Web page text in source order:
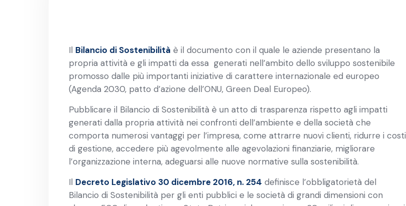
Il Bilancio di Sostenibilità è il documento con il quale le aziende presentano la
propria attività e gli impatti da essa generati nell’ambito dello sviluppo sostenibile
promosso dalle più importanti iniziative di carattere internazionale ed europeo
(Agenda 2030, patto d’azione dell’ONU, Green Deal Europeo).
Pubblicare il Bilancio di Sostenibilità è un atto di trasparenza rispetto agli impatti
generati dalla propria attività nei confronti dell’ambiente e della società che
comporta numerosi vantaggi per l’impresa, come attrarre nuovi clienti, ridurre i costi
di gestione, accedere più agevolmente alle agevolazioni finanziarie, migliorare
l’organizzazione interna, adeguarsi alle nuove normative sulla sostenibilità.
Il Decreto Legislativo 30 dicembre 2016, n. 254 definisce l’obbligatorietà del
Bilancio di Sostenibilità per gli enti pubblici e le società di grandi dimensioni con